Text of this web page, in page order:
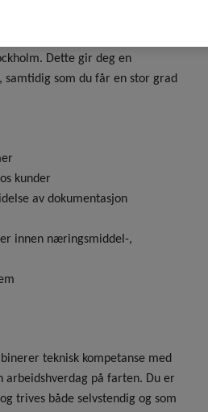
oppdrag planlegges sentralt av
Dette gir deg en
som du får en stor grad
kunder
av dokumentasjon
innen næringsmiddel-,
teknisk kompetanse med
arbeidshverdag på farten. Du er
trives både selvstendig og som